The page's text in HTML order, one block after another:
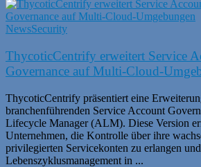
NewsSecurity
ThycoticCentrify erweitert Service
Governance auf Multi-Cloud-
ThycoticCentrify präsentiert eine
branchenführenden Service Account
Lifecycle Manager (ALM). Diese Version
Unternehmen, die Kontrolle über ihre
privilegierten Servicekonten zu erlangen
Lebenszyklusmanagement in ...